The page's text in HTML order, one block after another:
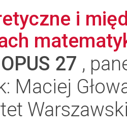
i
OPUS 27 ,
Maciej